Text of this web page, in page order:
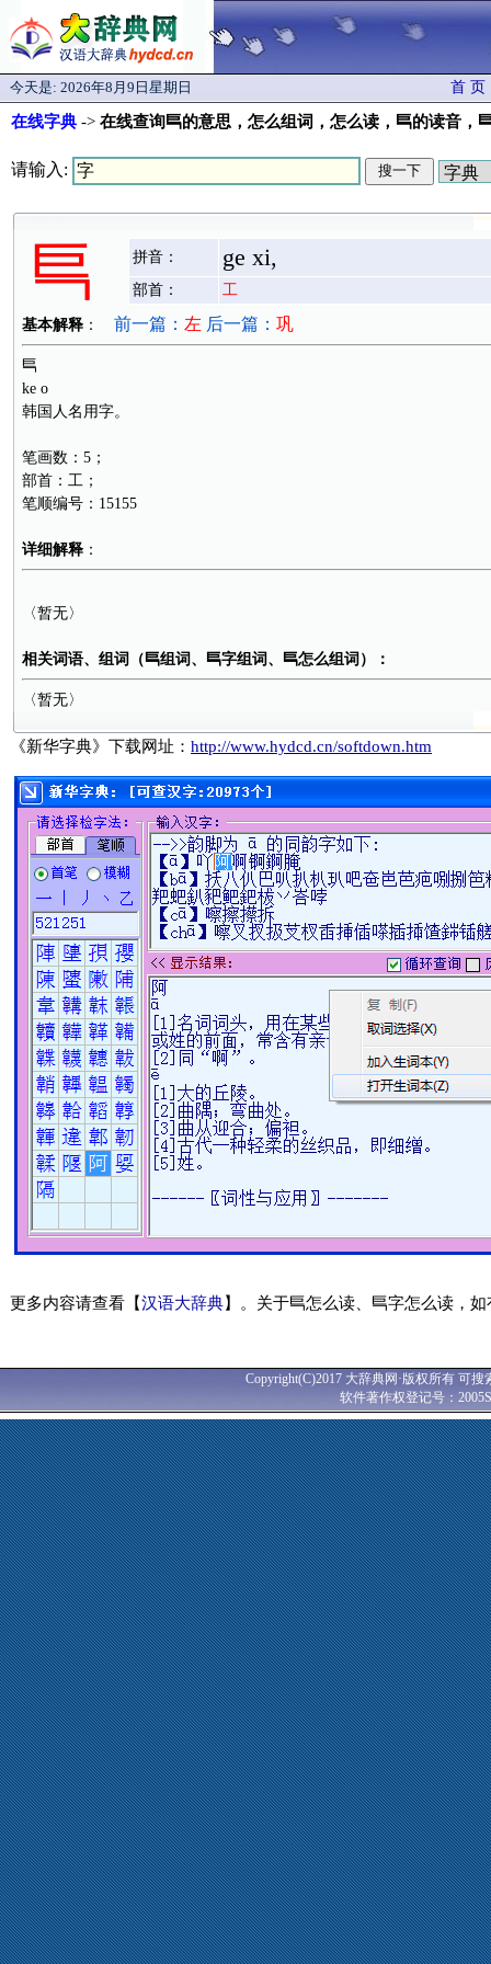
今天是: 2026年8月9日星期日 首 页
在线字典 -> 在线查询巪的意思，怎么组词，怎么读，巪的读音
请输入:
巪 拼音： ge xi,
部首： 工
基本解释 ： 前一篇： 左 后一篇： 巩
巪
ke o
韩国人名用字。
笔画数：5；
部首：工；
笔顺编号：15155
详细解释 ：
〈暂无〉
相关词语、组词（巪组词、巪字组词、巪怎么组词）：
〈暂无〉
《新华字典》下载网址： http://www.hydcd.cn/softdown.htm
更多内容请查看【汉语大辞典】。关于巪怎么读、巪字怎么读，
Copyright(C)2017 大辞典网·版权所有 可
软件著作权登记号：